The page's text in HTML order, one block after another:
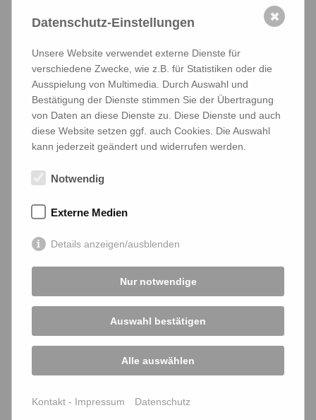
Eva Fabian Felix Finn
Frederike Fritz Gerd Gloria
Greta Greta Gustav Heidi
Henriette Herbert
Inge
Josef Karla
Leo Leopold
Lisa Lorenz Lucie Ludwig
Datenschutz-Einstellungen
Unsere Website verwendet externe Dienste für
verschiedene Zwecke, wie z.B. für Statistiken oder die
Ausspielung von Multimedia. Durch Auswahl und
Bestätigung der Dienste stimmen Sie der Übertragung
von Daten an diese Dienste zu. Diese Dienste und auch
diese Website setzen ggf. auch Cookies. Die Auswahl
kann jederzeit geändert und widerrufen werden.
Notwendig
Externe Medien
Details anzeigen/ausblenden
Nur notwendige
Auswahl bestätigen
Alle auswählen
Kontakt - Impressum Datenschutz
✖